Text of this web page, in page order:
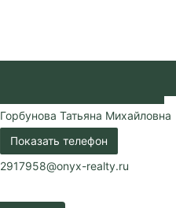
Горбунова Татьяна Михайловна
Показать телефон
2917958@onyx-realty.ru